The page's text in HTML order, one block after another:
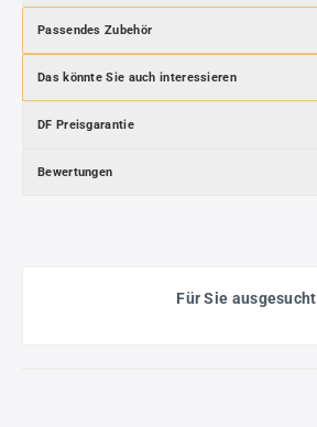
Passendes Zubehör
Das könnte Sie auch interessieren
DF Preisgarantie
Bewertungen
Für Sie ausgesucht